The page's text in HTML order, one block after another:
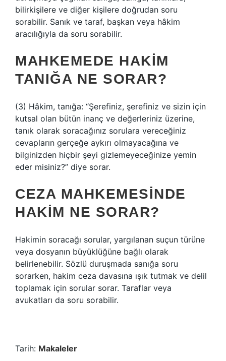
bilirkişilere ve diğer kişilere doğrudan soru
sorabilir. Sanık ve taraf, başkan veya hâkim
aracılığıyla da soru sorabilir.
MAHKEMEDE HAKIM
TANIĞA NE SORAR?
(3) Hâkim, tanığa: “Şerefiniz, şerefiniz ve sizin için
kutsal olan bütün inanç ve değerleriniz üzerine,
tanık olarak soracağınız sorulara vereceğiniz
cevapların gerçeğe aykırı olmayacağına ve
bilginizden hiçbir şeyi gizlemeyeceğinize yemin
eder misiniz?” diye sorar.
CEZA MAHKEMESINDE
HAKIM NE SORAR?
Hakimin soracağı sorular, yargılanan suçun türüne
veya dosyanın büyüklüğüne bağlı olarak
belirlenebilir. Sözlü duruşmada sanığa soru
sorarken, hakim ceza davasına ışık tutmak ve delil
toplamak için sorular sorar. Taraflar veya
avukatları da soru sorabilir.
Tarih: Makaleler